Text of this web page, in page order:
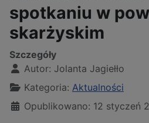
spotkaniu w
skarżyskim
Szczegóły
Autor: Jolanta Jagiełło
Kategoria: Aktualności
Opublikowano: 12 styczeń